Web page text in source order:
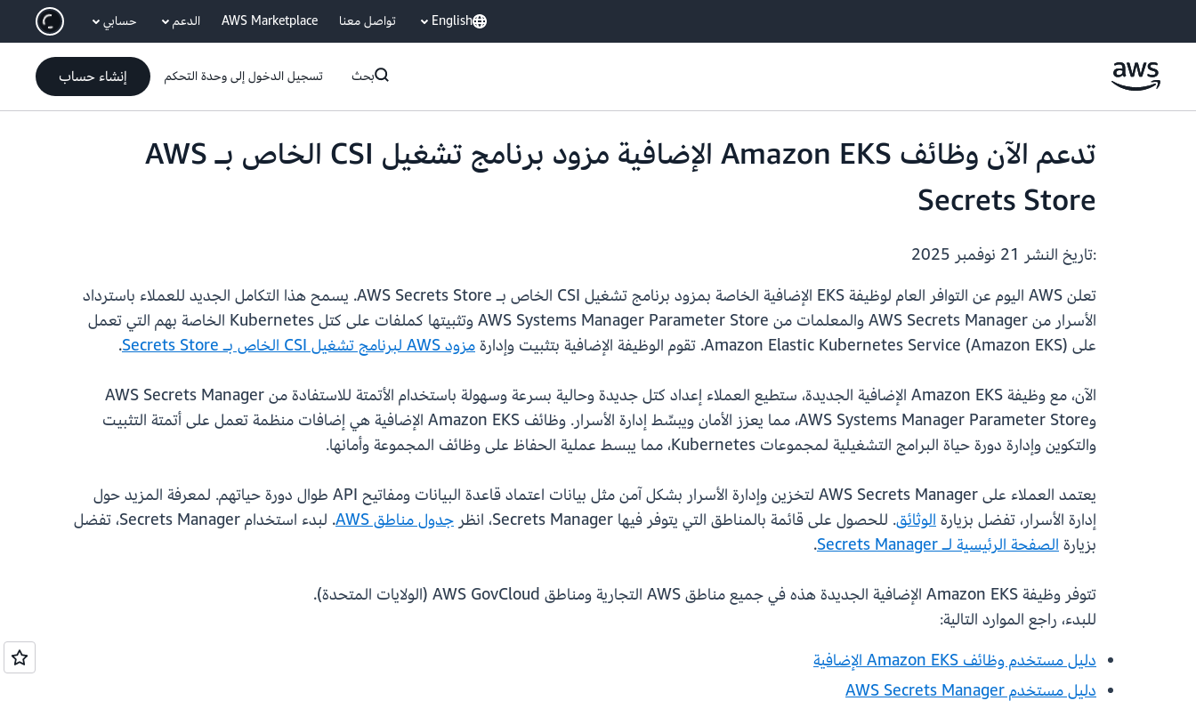
انتقل إلى المحتوى الرئيسي English تواصل معنا AWS Marketplace الدعم حسابي
بحث تسجيل الدخول إلى وحدة التحكم إنشاء حساب
تدعم الآن وظائف Amazon EKS الإضافية مزود برنامج تشغيل CSI الخاص بـ AWS
Secrets Store
:تاريخ النشر
تعلن AWS اليوم عن التوافر العام لوظيفة EKS الإضافية الخاصة بمزود برنامج تشغيل CSI الخاص بـ AWS Secrets Store. يسمح هذا التكامل الجديد للعملاء باسترداد
الأسرار من AWS Secrets Manager والمعلمات من AWS Systems Manager Parameter Store وتثبيتها كملفات على كتل Kubernetes الخاصة بهم التي تعمل
على Amazon Elastic Kubernetes Service (Amazon EKS). تقوم الوظيفة الإضافية بتثبيت وإدارة
مزود AWS لبرنامج تشغيل CSI الخاص بـ Secrets Store .
الآن، مع وظيفة Amazon EKS الإضافية الجديدة، ستطيع العملاء إعداد كتل جديدة وحالية بسرعة وسهولة باستخدام الأتمتة للاستفادة من AWS Secrets Manager
وAWS Systems Manager Parameter Store، مما يعزز الأمان ويبسِّط إدارة الأسرار. وظائف Amazon EKS الإضافية هي إضافات منظمة تعمل على أتمتة التثبيت
والتكوين وإدارة دورة حياة البرامج التشغيلية لمجموعات Kubernetes، مما يبسط عملية الحفاظ على وظائف المجموعة وأمانها.
يعتمد العملاء على AWS Secrets Manager لتخزين وإدارة الأسرار بشكل آمن مثل بيانات اعتماد قاعدة البيانات ومفاتيح API طوال دورة حياتهم. لمعرفة المزيد حول
إدارة الأسرار، تفضل بزيارةالوثائق. للحصول على قائمة بالمناطق التي يتوفر فيها Secrets Manager، انظر جدول مناطق AWS‏
. لبدء استخدام Secrets Manager، تفضل
بزيارةالصفحة الرئيسية لـ Secrets Manager .
تتوفر وظيفة Amazon EKS الإضافية الجديدة هذه في جميع مناطق AWS التجارية ومناطق AWS GovCloud (الولايات المتحدة).
للبدء، راجع الموارد التالية:
دليل مستخدم وظائف Amazon EKS الإضافية
دليل مستخدم AWS Secrets Manager